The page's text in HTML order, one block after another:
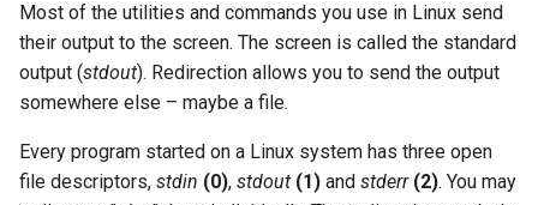
Most of the utilities and commands you use in Linux send
their output to the screen. The screen is called the standard
output (stdout). Redirection allows you to send the output
somewhere else – maybe a file.
Every program started on a Linux system has three open
file descriptors, stdin (0), stdout (1) and stderr (2). You may